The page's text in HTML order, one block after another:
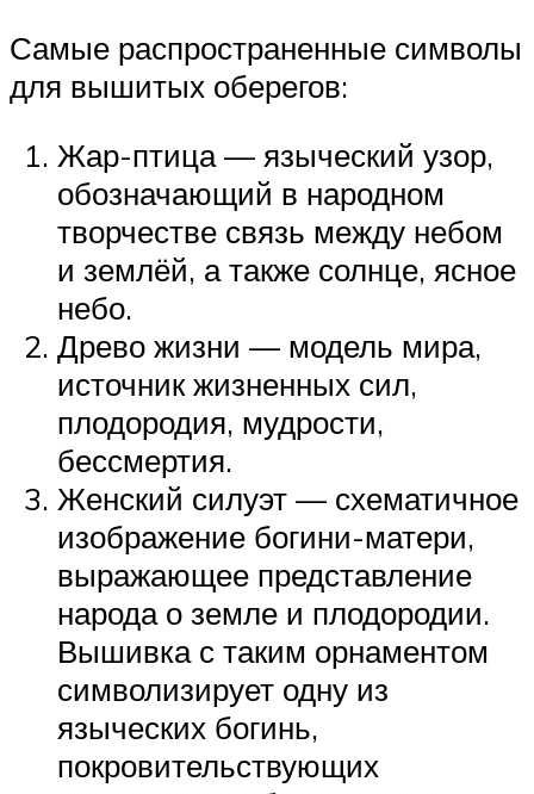
Самые распространенные символы
для вышитых оберегов:
Жар-птица — языческий узор,
обозначающий в народном
творчестве связь между небом
и землёй, а также солнце, ясное
небо.
Древо жизни — модель мира,
источник жизненных сил,
плодородия, мудрости,
бессмертия.
Женский силуэт — схематичное
изображение богини-матери,
выражающее представление
народа о земле и плодородии.
Вышивка с таким орнаментом
символизирует одну из
языческих богинь,
покровительствующих